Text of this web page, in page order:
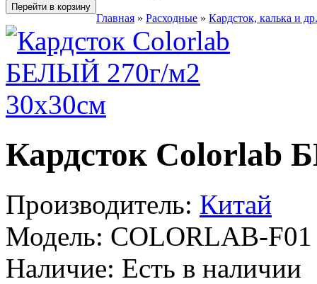
Перейти в корзину
Главная » Расходные » Кардсток, калька и
Кардсток Colorlab
Производитель: Китай
Модель: COLORLAB-F01
Наличие: Есть в наличии